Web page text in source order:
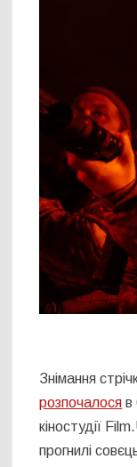
Знімання
розпочалося в
кіностудії
прогнилі